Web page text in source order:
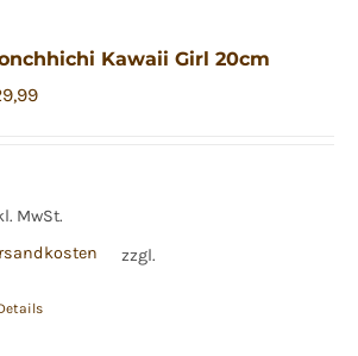
Kawaii Girl 20cm
MwSt.
zzgl.